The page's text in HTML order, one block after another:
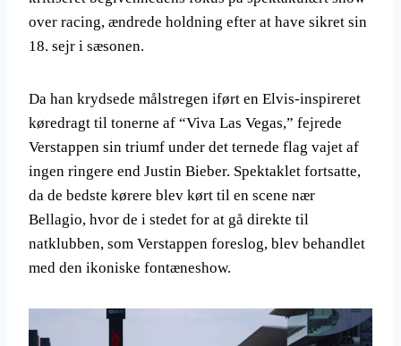
over racing, ændrede holdning efter at have sikret sin
18. sejr i sæsonen.
Da han krydsede målstregen iført en Elvis-inspireret
køredragt til tonerne af “Viva Las Vegas,” fejrede
Verstappen sin triumf under det ternede flag vajet af
ingen ringere end Justin Bieber. Spektaklet fortsatte,
da de bedste kørere blev kørt til en scene nær
Bellagio, hvor de i stedet for at gå direkte til
natklubben, som Verstappen foreslog, blev behandlet
med den ikoniske fontæneshow.